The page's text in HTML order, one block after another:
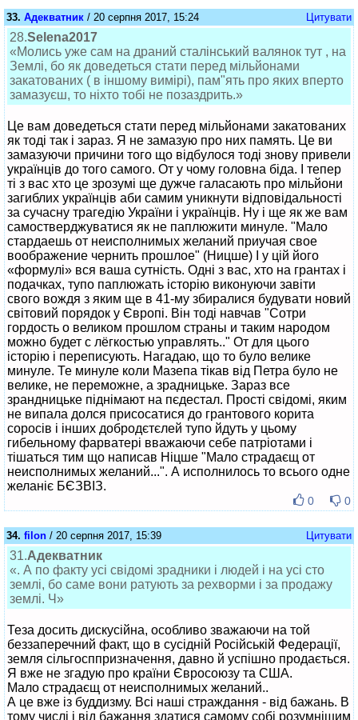
33. Адекватник / 20 серпня 2017, 15:24 Цитувати
28.Selena2017
«Молись уже сам на драний сталінський валянок тут , на
Землі, бо як доведеться стати перед мільйонами
закатованих ( в іншому вимірі), пам"ять про яких вперто
замазуєш, то ніхто тобі не позаздрить.»
Це вам доведеться стати перед мільйонами закатованих
як тоді так і зараз. Я не замазую про них память. Це ви
замазуючи причини того що відбулося тоді знову привели
українців до того самого. От у чому головна біда. І тепер
ті з вас хто це зрозумі ще дужче галасають про мільйони
загиблих українців аби самим уникнути відповідальності
за сучасну трагедію України і українців. Ну і ще як же вам
самостверджуватися як не паплюжити минуле. "Мало
стардаешь от неисполнимых желаний приучая свое
воображение чернить прошлое" (Ницше) І у цій його
«формулі» вся ваша сутність. Одні з вас, хто на грантах і
подачках, тупо паплюжать історію виконуючи завіти
свого вождя з яким ще в 41-му збиралися будувати новий
світовий порядок у Європі. Він тоді навчав "Сотри
гордость о великом прошлом страны и таким народом
можно будет с лёгкостью управлять.." От для цього
історію і переписують. Нагадаю, що то було велике
минуле. Те минуле коли Мазепа тікав від Петра було не
велике, не переможне, а зрадницьке. Зараз все
зрандницьке піднімают на пєдестал. Прості свідомі, яким
не випала долся присосатися до грантового корита
соросів і інших добродєтєлей тупо йдуть у цьому
гибельному фарватері вважаючи себе патріотами і
тішаться тим що написав Ніцше "Мало страдаєщ от
неисполнимых желаний...". А исполнилось то всього одне
желаніє БЄЗВІЗ.
0 0
34. filon / 20 серпня 2017, 15:39 Цитувати
31.Адекватник
«. А по факту усі свідомі зрадники і людей і на усі сто
землі, бо саме вони ратують за рехворми і за продажу
землі. Ч»
Теза досить дискусійна, особливо зважаючи на той
беззаперечний факт, що в сусідній Російській Федерації,
земля сільгосппризначення, давно й успішно продається.
Я вже не згадую про країни Євросоюзу та США.
Мало страдаєщ от неисполнимых желаний..
А це вже із буддизму. Всі наші страждання - від бажань. В
тому числі і від бажання здатися самому собі розумнішим